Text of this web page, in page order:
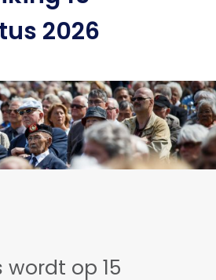
2026
wordt op 15